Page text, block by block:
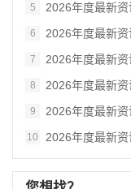
5 2026年度最新
6 2026年度最新
7 2026年度最新
8 2026年度最新
9 2026年度最新
10 2026年度最新